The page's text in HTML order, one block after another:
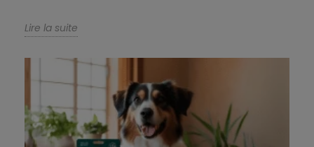
Lire la suite